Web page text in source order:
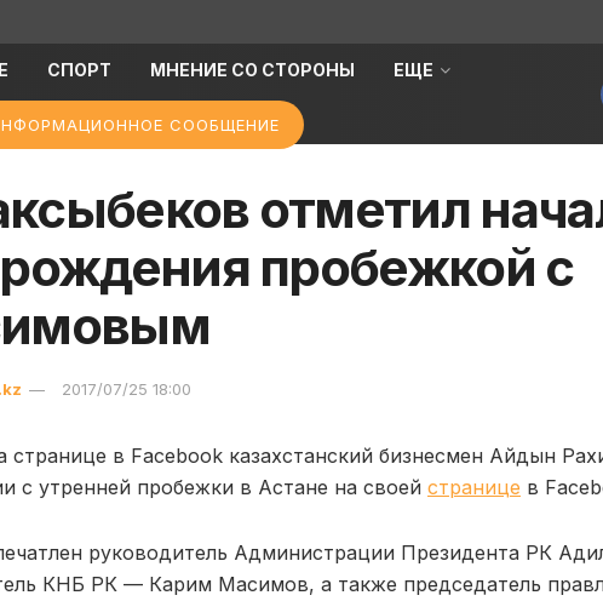
СПОРТ МНЕНИЕ СО СТОРОНЫ ЕЩЕ
СООБЩЕНИЕ
отметил
пробежкой с
2017/07/25 18:00
странице в Facebook казахстанский бизнесмен Айдын
с утренней пробежки в Астане на своей странице в
руководитель Администрации Президента РК
КНБ РК — Карим Масимов, а также председатель